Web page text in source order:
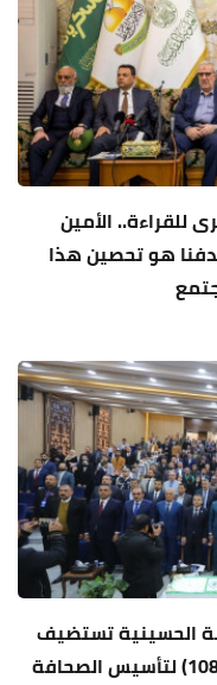
للقراءة.. الأمين
هو تحصين هذا
الحسينية تستضيف
الاحتفال السنوي بمناسبة الذكرى (108) لتأسيس الصحافة